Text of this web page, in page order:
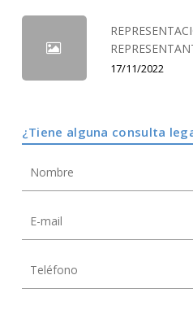
17/11/2022
¿Tiene alguna consulta